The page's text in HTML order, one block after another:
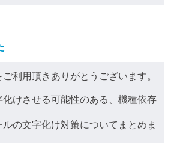
利用頂きありがとうございます。
化けさせる可能性のある、機種依存
の文字化け対策についてまとめま